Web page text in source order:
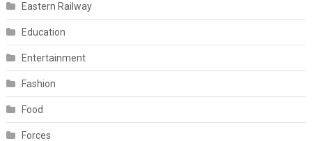
Eastern Railway
Education
Entertainment
Fashion
Food
Forces